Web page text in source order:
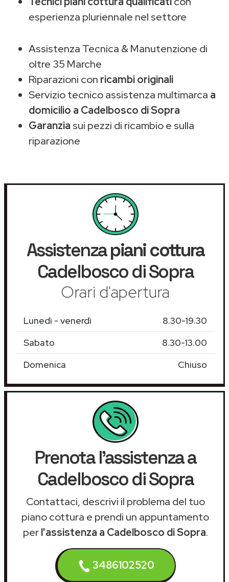
esperienza pluriennale nel settore
Assistenza Tecnica & Manutenzione di
oltre 35 Marche
Riparazioni con ricambi originali
Servizio tecnico assistenza multimarca a
domicilio a Cadelbosco di Sopra
Garanzia sui pezzi di ricambio e sulla
riparazione
Assistenzapiani cottura
Cadelbosco di Sopra
Orari d'apertura
Lunedì - venerdì
8.30-19.30
Sabato
8.30-13.00
Domenica
Chiuso
Prenota l'assistenza a
Cadelbosco di Sopra
Contattaci, descrivi il problema del tuo
piano cottura e prendi un appuntamento
perl'assistenza a Cadelbosco di Sopra.
3486102520